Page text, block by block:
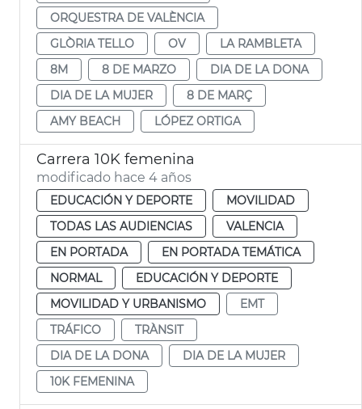
ORQUESTRA DE VALÈNCIA
GLÒRIA TELLO
OV
LA RAMBLETA
8M
8 DE MARZO
DIA DE LA DONA
DIA DE LA MUJER
8 DE MARÇ
AMY BEACH
LÓPEZ ORTIGA
Carrera 10K femenina
modificado hace 4 años
EDUCACIÓN Y DEPORTE
MOVILIDAD
TODAS LAS AUDIENCIAS
VALENCIA
EN PORTADA
EN PORTADA TEMÁTICA
NORMAL
EDUCACIÓN Y DEPORTE
MOVILIDAD Y URBANISMO
EMT
TRÁFICO
TRÀNSIT
DIA DE LA DONA
DIA DE LA MUJER
10K FEMENINA